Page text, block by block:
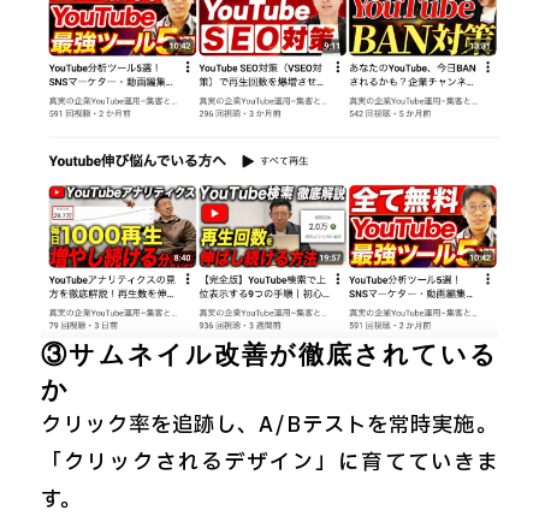
③サムネイル改善が徹底されている
か
クリック率を追跡し、A/Bテストを常時実施。
「クリックされるデザイン」に育てていきま
す。